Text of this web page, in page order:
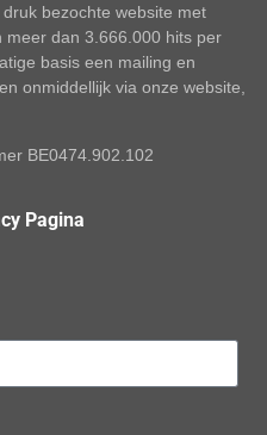
bezochte website met
dan 3.666.000 hits per
basis een mailing en
onmiddellijk via onze website,
BE0474.902.102
Pagina